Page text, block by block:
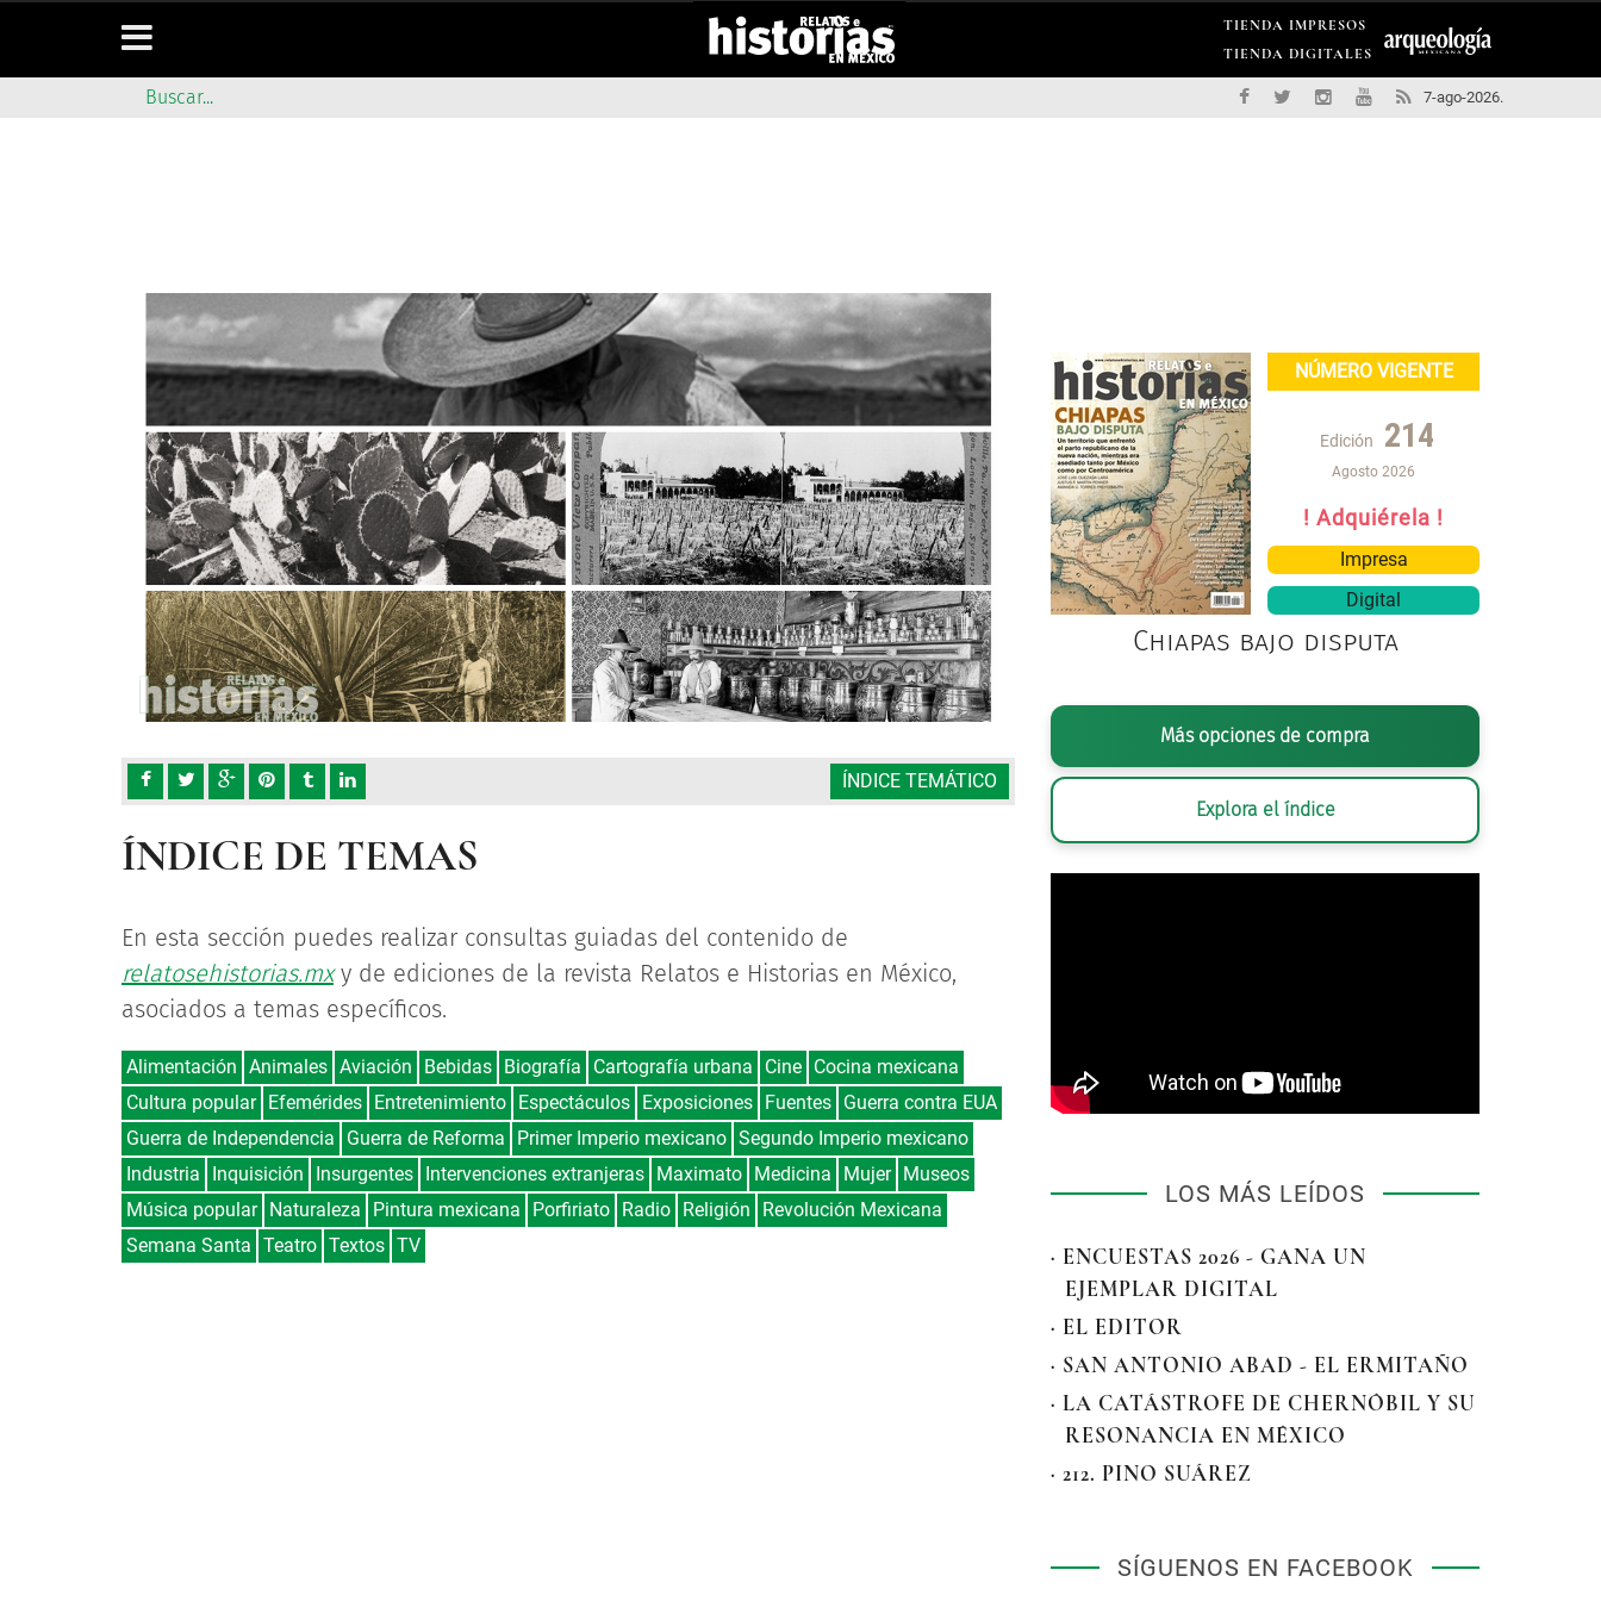
TIENDA IMPRESOS
TIENDA DIGITALES
7-ago-2026.
ÍNDICE TEMÁTICO
ÍNDICE DE TEMAS
En esta sección puedes realizar consultas guiadas del contenido de
relatosehistorias.mxy de ediciones de la revista Relatos e Historias en México,
asociados a temas específicos.
Alimentación Animales Aviación Bebidas Biografía Cartografía urbana Cine Cocina mexicana
Cultura popular Efemérides Entretenimiento Espectáculos Exposiciones Fuentes Guerra contra EUA
Guerra de Independencia
Guerra de Reforma Primer Imperio mexicano Segundo Imperio mexicano
Industria
Inquisición Insurgentes Intervenciones extranjeras Maximato Medicina Mujer Museos
Música popular Naturaleza Pintura mexicana Porfiriato Radio Religión
Revolución Mexicana
Semana Santa Teatro Textos TV
NÚMERO VIGENTE
Edición 214
Agosto 2026
! Adquiérela !
Impresa
Digital
Chiapas bajo disputa
Más opciones de compra
Explora el índice
LOS MÁS LEÍDOS
· ENCUESTAS 2026 - GANA UN
EJEMPLAR DIGITAL
· EL EDITOR
· SAN ANTONIO ABAD - EL ERMITAÑO
· LA CATÁSTROFE DE CHERNÓBIL Y SU
RESONANCIA EN MÉXICO
· 212. PINO SUÁREZ
SÍGUENOS EN FACEBOOK